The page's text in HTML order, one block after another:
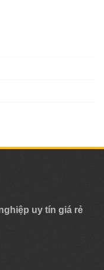
uy tín giá rẻ